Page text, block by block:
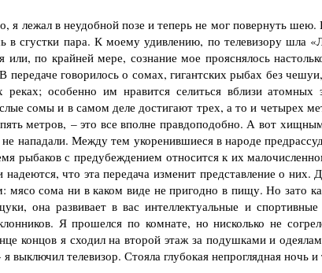
я лежал в неудобной позе и теперь не мог повернуть шею.
в сгустки пара. К моему удивлению, по телевизору шла
или, по крайней мере, сознание мое прояснялось
говорилось о сомах, гигантских рыбах без
особенно им нравится селиться вблизи атомных
сомы и в са­мом деле достигают трех, а то и четырех
метров, – это все впол­не правдоподобно. А вот
нападали. Между тем укоренившиеся в народе
рыбаков с предубеждением относится к их
что эта передача изменит представление о них.
мясо сома ни в каком виде не пригодно в пищу. Но зато
она развивает в вас интеллектуальные и
Я прошелся по комнате, но нисколько не
концов я сходил на второй этаж за по­душками и
телевизор. Стояла глубокая непрогляд­ная ночь